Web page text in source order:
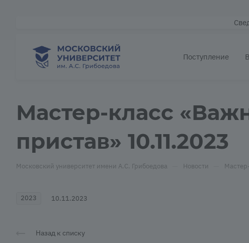
Поступление
Мастер-класс
пристав» 10.11.2023
Московский университет имени А.С. Грибоедова Новости
2023 10.11.2023
Назад к списку